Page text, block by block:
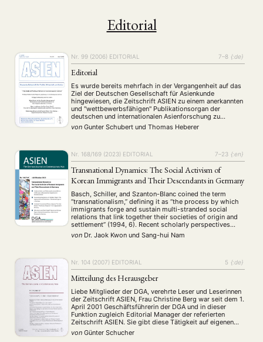
Editorial
Nr. 99 (2006) EDITORIAL 7–8 {:de}
Editorial
Es wurde bereits mehrfach in der Vergangenheit auf das
Ziel der Deutschen Gesellschaft für Asienkunde
hingewiesen, die Zeitschrift ASIEN zu einem anerkannten
und "wettbewerbsfähigen" Publikationsorgan der
deutschen und internationalen Asienforschung zu
machen. Der Vorstand der DGA hat diesbezüglich
verschiedene Maßnahmen beschlossen, die die
von Gunter Schubert und Thomas Heberer
Nr. 168/169 (2023) EDITORIAL 7–23 {:en}
Transnational Dynamics: The Social Activism of
Korean Immigrants and Their Descendants in Germany
Basch, Schiller, and Szanton-Blanc coined the term
“transnationalism,” defining it as “the process by which
immigrants forge and sustain multi-stranded social
relations that link together their societies of origin and
settlement” (1994, 6). Recent scholarly perspectives
view transnational migration as occurring within dynamic
social contexts continually reshaped by those who are
von Dr. Jaok Kwon und Sang-hui Nam
Nr. 104 (2007) EDITORIAL 5 {:de}
Mitteilung des Herausgeber
Liebe Mitglieder der DGA, verehrte Leser und Leserinnen
der Zeitschrift ASIEN, Frau Christine Berg war seit dem 1.
April 2001 Geschäftsführerin der DGA und in dieser
Funktion zugleich Editorial Manager der referierten
Zeitschrift ASIEN. Sie gibt diese Tätigkeit auf eigenen
Wunsch zum 30. Juni auf. Der Vorstand der Gesellschaft
und das Editorial Board der Zeitschrift …
von Günter Schucher